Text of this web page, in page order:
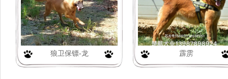
狼卫保镖-龙 霹雳